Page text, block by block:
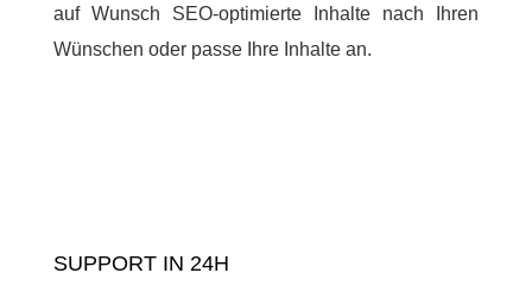
auf Wunsch SEO-optimierte Inhalte nach Ihren
Wünschen oder passe Ihre Inhalte an.
SUPPORT IN 24H